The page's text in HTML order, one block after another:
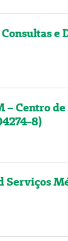
e
– Centro
8)
Serviços